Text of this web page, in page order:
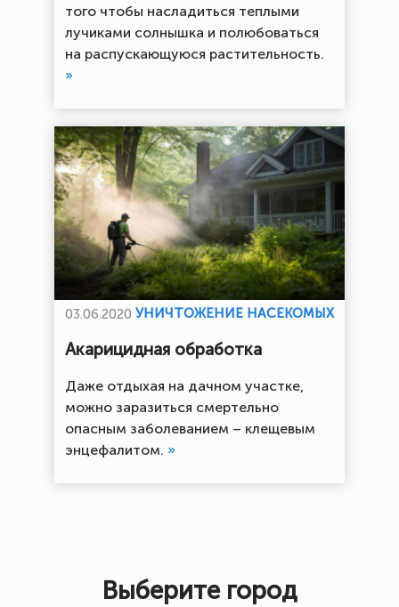
того чтобы насладиться теплыми
лучиками солнышка и полюбоваться
на распускающуюся растительность.
»
03.06.2020 УНИЧТОЖЕНИЕ НАСЕКОМЫХ
Акарицидная обработка
Даже отдыхая на дачном участке,
можно заразиться смертельно
опасным заболеванием – клещевым
энцефалитом. »
Выберите город